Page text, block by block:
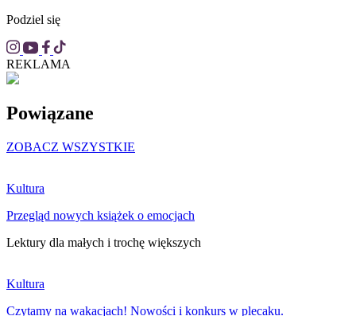
Podziel się
REKLAMA
Powiązane
ZOBACZ WSZYSTKIE
Kultura
Przegląd nowych książek o emocjach
Lektury dla małych i trochę większych
Kultura
Czytamy na wakacjach! Nowości i konkurs w plecaku.